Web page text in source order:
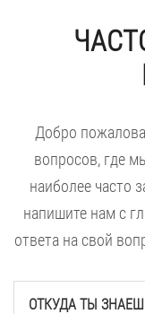
Добро
вопросов, где
наиболее часто
напишите нам с
ответа на свой
ОТКУДА ТЫ